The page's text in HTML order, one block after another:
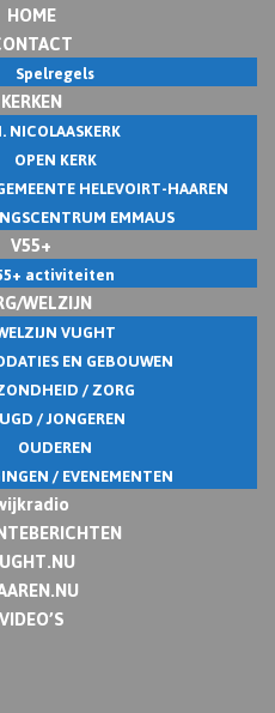
HOME
Spelregels
KERKEN
NICOLAASKERK
OPEN KERK
HELEVOIRT-HAAREN
EMMAUS
V55+
activiteiten
WELZIJN
VUGHT
EN GEBOUWEN
/ ZORG
/ JONGEREN
OUDEREN
/ EVENEMENTEN
VIDEO’S